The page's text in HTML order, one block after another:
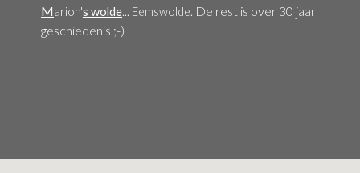
Marion's wolde... Eemswolde. De rest is over 30 jaar
geschiedenis ;-)